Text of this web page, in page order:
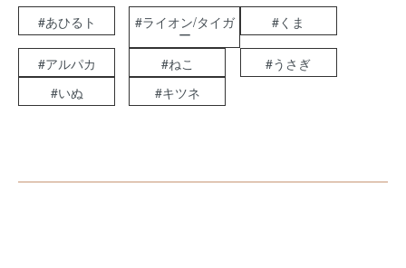
#あひるト #ライオン/タイガ
ー
#くま
#アルパカ #ねこ
#うさぎ
#いぬ
#キツネ